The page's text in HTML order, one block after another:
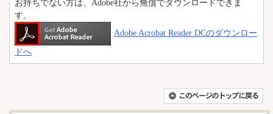
お持ちでない方は、Adobe社から無償でダウンロードできま
す。
Adobe Acrobat Reader DCのダウンロー
ドへ